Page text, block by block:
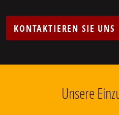
KONTAKTIEREN SIE UNS
Unsere